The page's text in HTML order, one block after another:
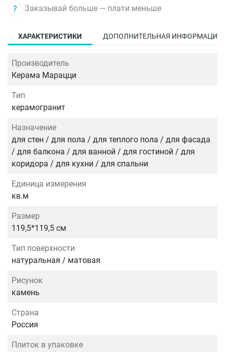
Заказывай больше — плати меньше
ХАРАКТЕРИСТИКИ ДОПОЛНИТЕЛЬНАЯ ИНФОРМАЦИЯ
Производитель
Керама Марацци
Тип
керамогранит
Назначение
для стен / для пола / для теплого пола / для фасада
/ для балкона / для ванной / для гостиной / для
коридора / для кухни / для спальни
Единица измерения
кв.м
Размер
119,5*119,5 см
Тип поверхности
натуральная / матовая
Рисунок
камень
Страна
Россия
Плиток в упаковке